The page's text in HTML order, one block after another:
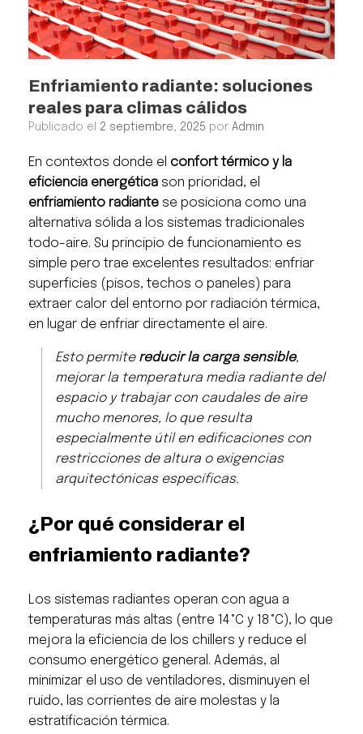
Enfriamiento radiante: soluciones
reales para climas cálidos
Publicado el 2 septiembre, 2025 por Admin
En contextos donde el confort térmico y la
eficiencia energética son prioridad, el
enfriamiento radiante se posiciona como una
alternativa sólida a los sistemas tradicionales
todo-aire. Su principio de funcionamiento es
simple pero trae excelentes resultados: enfriar
superficies (pisos, techos o paneles) para
extraer calor del entorno por radiación térmica,
en lugar de enfriar directamente el aire.
Esto permite reducir la carga sensible,
mejorar la temperatura media radiante del
espacio y trabajar con caudales de aire
mucho menores, lo que resulta
especialmente útil en edificaciones con
restricciones de altura o exigencias
arquitectónicas específicas.
¿Por qué considerar el
enfriamiento radiante?
Los sistemas radiantes operan con agua a
temperaturas más altas (entre 14 °C y 18 °C), lo que
mejora la eficiencia de los chillers y reduce el
consumo energético general. Además, al
minimizar el uso de ventiladores, disminuyen el
ruido, las corrientes de aire molestas y la
estratificación térmica.